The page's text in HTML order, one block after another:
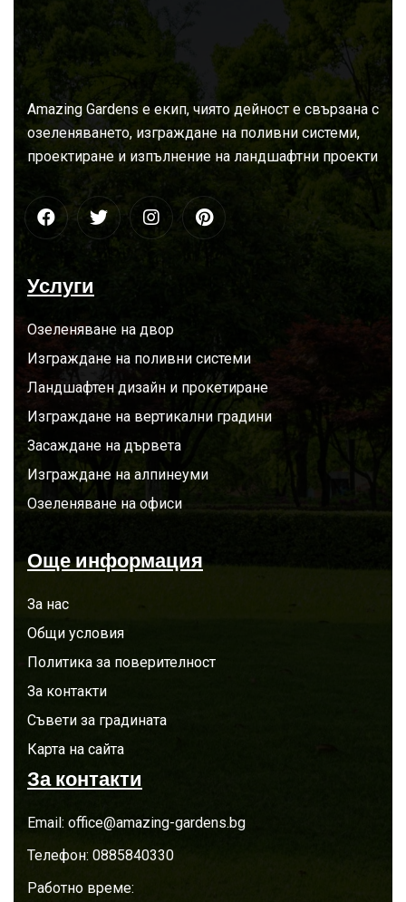
Занас
Amazing Gardens е екип, чиято дейност е свързана с
озеленяването, изграждане на поливни системи,
проектиране и изпълнение на ландшафтни проекти
Услуги
Озеленяване на двор
Изграждане на поливни системи
Ландшафтен дизайн и прокетиране
Изграждане на вертикални градини
Засаждане на дървета
Изграждане на алпинеуми
Озеленяване на офиси
Още информация
За нас
Общи условия
Политика за поверителност
За контакти
Съвети за градината
Карта на сайта
За контакти
Email: office@amazing-gardens.bg
Телефон: 0885840330
Работно време: